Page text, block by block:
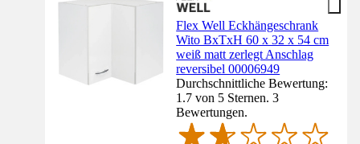
Flex Well Eckhängeschrank
Wito BxTxH 60 x 32 x 54 cm
weiß matt zerlegt Anschlag
reversibel 00006949
Durchschnittliche Bewertung:
1.7 von 5 Sternen. 3
Bewertungen.